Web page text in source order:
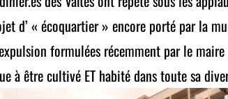
d’ « écoquartier » encore porté par la
formulées récemment par le
à être cultivé ET habité dans toute sa